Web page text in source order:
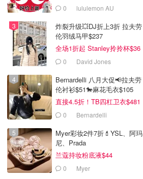
0 lululemon AU
炸裂升级💥DJ折上3折 拉夫劳
伦羽绒马甲$237
全场1折起 Stanley拎拎杯$36
0 David Jones
Bernardelli 八月大促📢拉夫劳
伦衬衫$51🐎麻花毛衣$105
直接4.5折！TB四杠卫衣$481
0 Bernardelli
Myer彩妆2件7折💄YSL、阿玛
尼、Prada
兰蔻持妆粉底液$44
0 Myer